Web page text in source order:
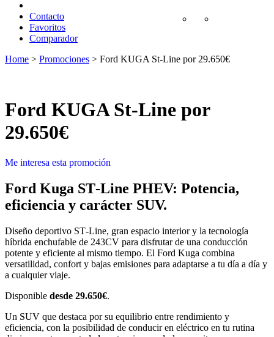
Contacto
Favoritos
Comparador
Home > Promociones > Ford KUGA St-Line por 29.650€
Ford KUGA St-Line por
29.650€
Me interesa esta promoción
Ford Kuga ST‑Line PHEV: Potencia,
eficiencia y carácter SUV.
Diseño deportivo ST‑Line, gran espacio interior y la tecnología
híbrida enchufable de 243CV para disfrutar de una conducción
potente y eficiente al mismo tiempo. El Ford Kuga combina
versatilidad, confort y bajas emisiones para adaptarse a tu día a día y
a cualquier viaje.
Disponible desde 29.650€.
Un SUV que destaca por su equilibrio entre rendimiento y
eficiencia, con la posibilidad de conducir en eléctrico en tu rutina